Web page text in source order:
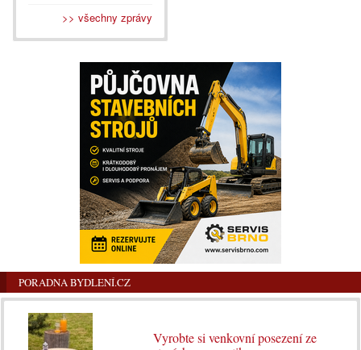
>> všechny zprávy
PORADNA BYDLENÍ.CZ
Vyrobte si venkovní posezení ze